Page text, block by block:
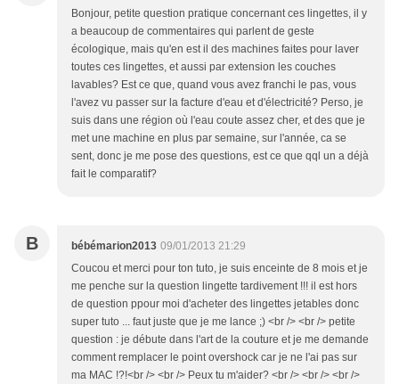
Bonjour, petite question pratique concernant ces lingettes, il y
a beaucoup de commentaires qui parlent de geste
écologique, mais qu'en est il des machines faites pour laver
toutes ces lingettes, et aussi par extension les couches
lavables? Est ce que, quand vous avez franchi le pas, vous
l'avez vu passer sur la facture d'eau et d'électricité? Perso, je
suis dans une région où l'eau coute assez cher, et des que je
met une machine en plus par semaine, sur l'année, ca se
sent, donc je me pose des questions, est ce que qql un a déjà
fait le comparatif?
B bébémarion2013 09/01/2013 21:29
Coucou et merci pour ton tuto, je suis enceinte de 8 mois et je
me penche sur la question lingette tardivement !!! il est hors
de question ppour moi d'acheter des lingettes jetables donc
super tuto ... faut juste que je me lance ;) <br /> <br /> petite
question : je débute dans l'art de la couture et je me demande
comment remplacer le point overshock car je ne l'ai pas sur
ma MAC !?!<br /> <br /> Peux tu m'aider? <br /> <br /> <br />